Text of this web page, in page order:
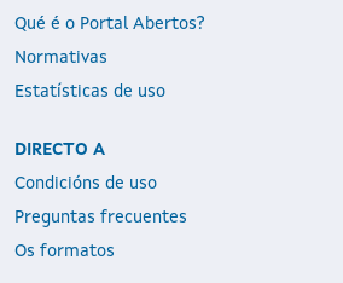
Qué é o Portal Abertos?
Normativas
Estatísticas de uso
DIRECTO A
Condicións de uso
Preguntas frecuentes
Os formatos